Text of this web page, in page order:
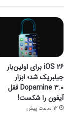
iOS 26 برای اولین‌بار
جیلبریک شد؛ ابزار
Dopamine 3.0 قفل
آیفون را شکست!
12 ساعت پیش